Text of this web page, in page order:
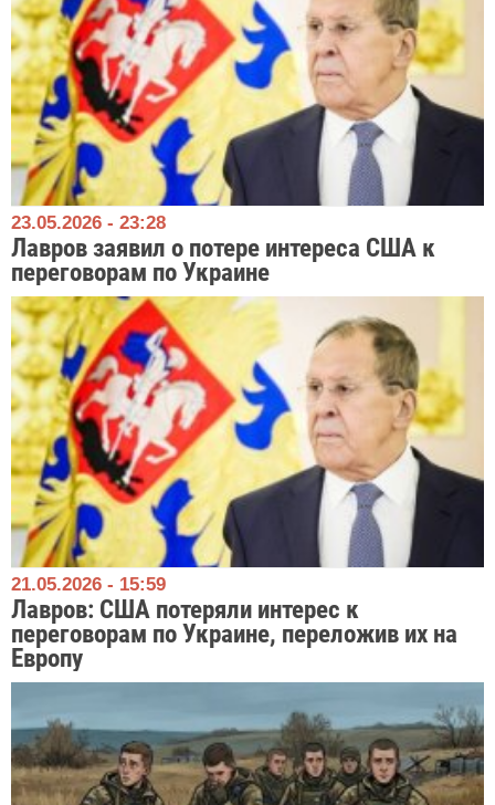
23.05.2026 - 23:28
Лавров заявил о потере интереса США к
переговорам по Украине
21.05.2026 - 15:59
Лавров: США потеряли интерес к
переговорам по Украине, переложив их на
Европу